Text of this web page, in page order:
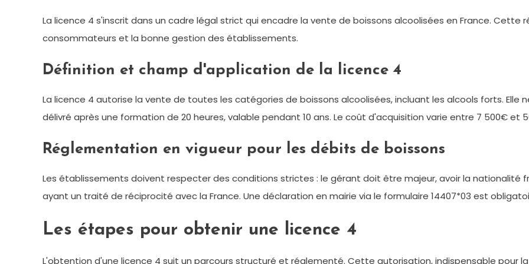
La licence 4 s'inscrit dans un cadre légal strict qui encadre la vente de boissons alcoolisées en France.
consommateurs et la bonne gestion des établissements.
Définition et champ d'application de la licence 4
La licence 4 autorise la vente de toutes les catégories de boissons alcoolisées, incluant les alcools forts.
délivré après une formation de 20 heures, valable pendant 10 ans. Le coût d'acquisition varie entre 7 500€
Réglementation en vigueur pour les débits de boissons
Les établissements doivent respecter des conditions strictes : le gérant doit être majeur, avoir la nationalité
ayant un traité de réciprocité avec la France. Une déclaration en mairie via le formulaire 14407*03 est
Les étapes pour obtenir une licence 4
L'obtention d'une licence 4 suit un parcours structuré et réglementé. Cette autorisation, indispensable pour